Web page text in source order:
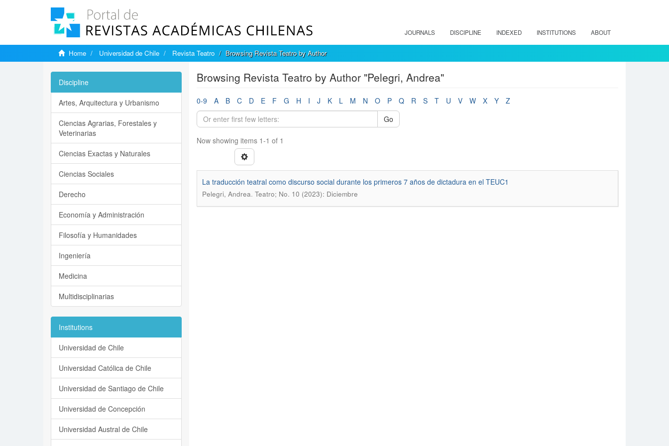
JOURNALS DISCIPLINE INDEXED INSTITUTIONS ABOUT
Home Universidad de Chile Revista Teatro Browsing Revista Teatro by Author
Browsing Revista Teatro by Author "Pelegri, Andrea"
0-9 A B C D E F G H I J K L M N O P Q R S T U V W X Y
Z
Go
Now showing items 1-1 of 1
La traducción teatral como discurso social durante los primeros 7 años de dictadura en el TEUC1
Pelegri, Andrea. Teatro; No. 10 (2023): Diciembre
Discipline
Artes, Arquitectura y Urbanismo
Ciencias Agrarias, Forestales y
Veterinarias
Ciencias Exactas y Naturales
Ciencias Sociales
Derecho
Economía y Administración
Filosofía y Humanidades
Ingeniería
Medicina
Multidisciplinarias
Institutions
Universidad de Chile
Universidad Católica de Chile
Universidad de Santiago de Chile
Universidad de Concepción
Universidad Austral de Chile